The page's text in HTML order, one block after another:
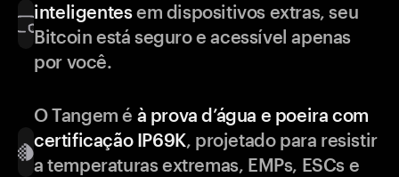
inteligentesem dispositivos extras, seu
Bitcoin está seguro e acessível apenas
por você.
O Tangem é à prova d’água e poeira com
certificação IP69K, projetado para resistir
a temperaturas extremas, EMPs, ESCs e